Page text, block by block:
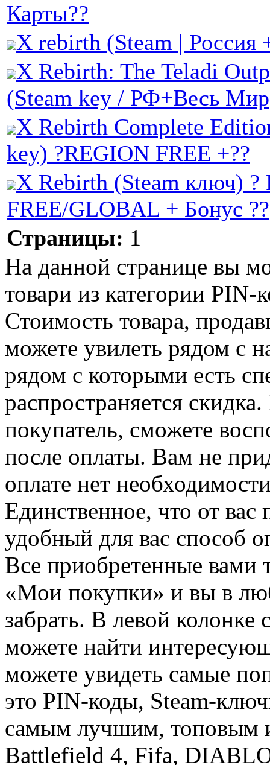
Карты??
X rebirth (Steam |
X Rebirth: The Teladi
(Steam key / РФ+Весь
X Rebirth Complete
key) ?REGION FREE +??
X Rebirth (Steam ключ) ?
FREE/GLOBAL + Бонус ??
Страницы: 1
На данной странице вы
товари из категории
Стоимость товара,
можете увилеть рядом с
рядом с которыми есть
распространяется
покупатель, сможете
после оплаты. Вам не
оплате нет
Единственное, что от вас
удобный для вас способ
Все приобретенные вами
«Мои покупки» и вы в
забрать. В левой
можете найти
можете увидеть самые
это PIN-коды, Steam-
самым лучшим, топовым
Battlefield 4, Fifa,